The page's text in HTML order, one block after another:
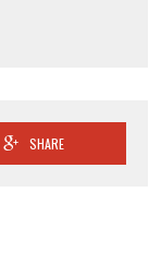
SHARE